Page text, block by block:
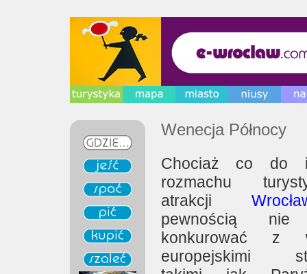
Wenecja Północy
Chociaż co do
rozmachu
atrakcji
pewnością nie
konkurować z
europejskimi